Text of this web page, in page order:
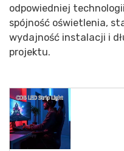
odpowiedniej
spójność oświetlenia,
wydajność instalacji i
projektu.